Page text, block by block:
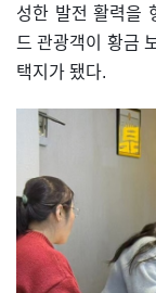
성한 발전 활력을
드 관광객이 황금
택지가 됐다.